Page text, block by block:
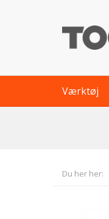
Værktøj
Du her her: